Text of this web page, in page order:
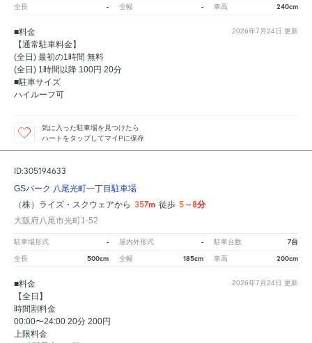
全長 - 全幅 - 車高 240cm
2026年7月24日 更新
■料金
【通常駐車料金】
(全日) 最初の1時間 無料
(全日) 1時間以降 100円 20分
■駐車サイズ
ハイルーフ可
気に入った駐車場を見つけたら
ハートをタップしてマイPに保存
ID:305194633
GSパーク 八尾光町一丁目駐車場
（株）ライズ・スクウェアから 357m 徒歩 5～8分
大阪府八尾市光町1-52
駐車場形式 - 屋内外形式 - 駐車台数 7台
全長 500cm 全幅 185cm 車高 200cm
2026年7月24日 更新
■料金
【全日】
時間割料金
00:00〜24:00 20分 200円
上限料金